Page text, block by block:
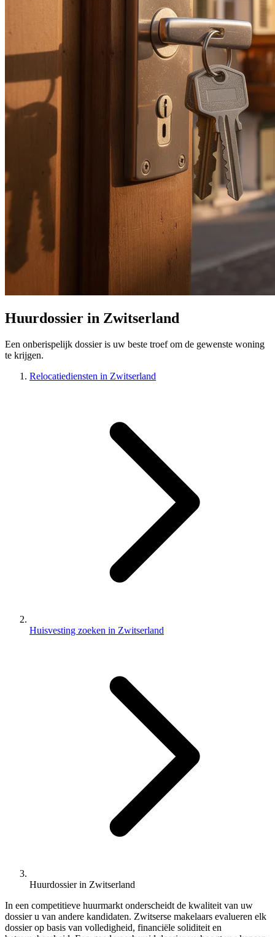
Huurdossier in Zwitserland
Een onberispelijk dossier is uw beste troef om de gewenste woning
te krijgen.
Relocatiediensten in Zwitserland
Huisvesting zoeken in Zwitserland
Huurdossier in Zwitserland
In een competitieve huurmarkt onderscheidt de kwaliteit van uw
dossier u van andere kandidaten. Zwitserse makelaars evalueren elk
dossier op basis van volledigheid, financiële soliditeit en